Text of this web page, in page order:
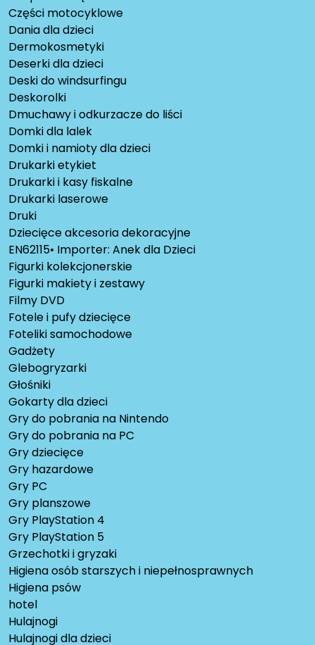
Części motocyklowe
Dania dla dzieci
Dermokosmetyki
Deserki dla dzieci
Deski do windsurfingu
Deskorolki
Dmuchawy i odkurzacze do liści
Domki dla lalek
Domki i namioty dla dzieci
Drukarki etykiet
Drukarki i kasy fiskalne
Drukarki laserowe
Druki
Dziecięce akcesoria dekoracyjne
EN62115• Importer: Anek dla Dzieci
Figurki kolekcjonerskie
Figurki makiety i zestawy
Filmy DVD
Fotele i pufy dziecięce
Foteliki samochodowe
Gadżety
Glebogryzarki
Głośniki
Gokarty dla dzieci
Gry do pobrania na Nintendo
Gry do pobrania na PC
Gry dziecięce
Gry hazardowe
Gry PC
Gry planszowe
Gry PlayStation 4
Gry PlayStation 5
Grzechotki i gryzaki
Higiena osób starszych i niepełnosprawnych
Higiena psów
hotel
Hulajnogi
Hulajnogi dla dzieci